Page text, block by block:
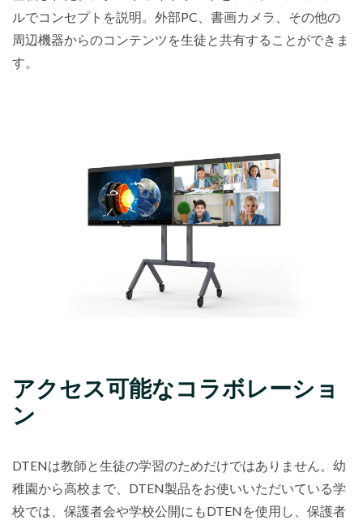
ルでコンセプトを説明。外部PC、書画カメラ、その他の
周辺機器からのコンテンツを生徒と共有することができま
す。
アクセス可能なコラボレーショ
ン
DTENは教師と生徒の学習のためだけではありません。幼
稚園から高校まで、DTEN製品をお使いいただいている学
校では、保護者会や学校公開にもDTENを使用し、保護者